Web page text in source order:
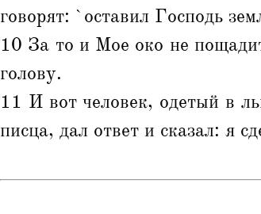
говорят: `оставил Господь
10 За то и Мое око не
голову.
11 И вот человек, одетый в
писца, дал ответ и сказал: я